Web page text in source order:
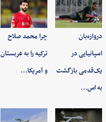
دروازه‌بان
اسپانیایی در
یک‌قدمی بازگشت
به اس…
چرا محمد صلاح
ترکیه را به عربستان
و آمریکا…